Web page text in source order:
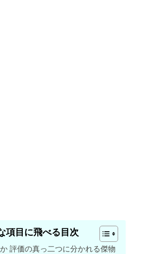
項目に飛べる目次
評価の真っ二つに分かれる傑物